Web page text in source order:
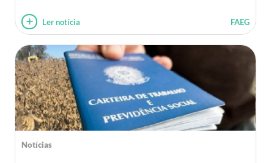
Ler notícia FAEG
Notícias